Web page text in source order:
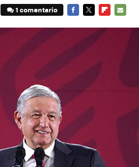
1 comentario